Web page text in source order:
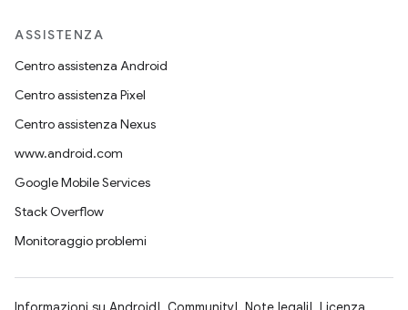
ASSISTENZA
Centro assistenza Android
Centro assistenza Pixel
Centro assistenza Nexus
www.android.com
Google Mobile Services
Stack Overflow
Monitoraggio problemi